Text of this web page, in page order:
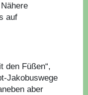
auf
den Füßen“,
Jakobuswege
aber